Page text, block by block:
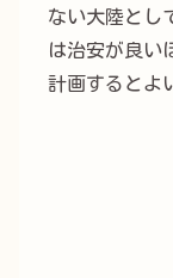
ない大陸とし
は治安が良い
計画するとよ